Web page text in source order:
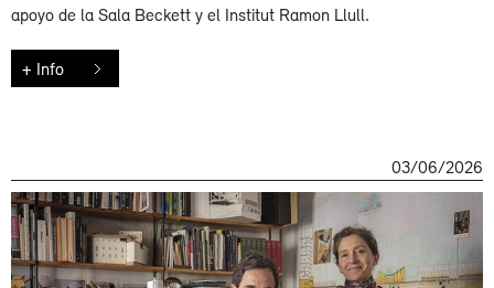
apoyo de la Sala Beckett y el Institut Ramon Llull.
+ Info
03/06/2026